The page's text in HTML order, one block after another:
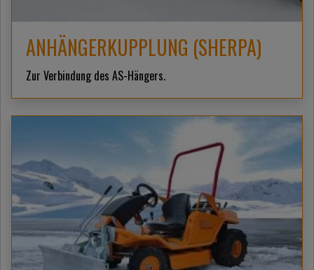
ANHÄNGERKUPPLUNG (SHERPA)
Zur Verbindung des AS-Hängers.